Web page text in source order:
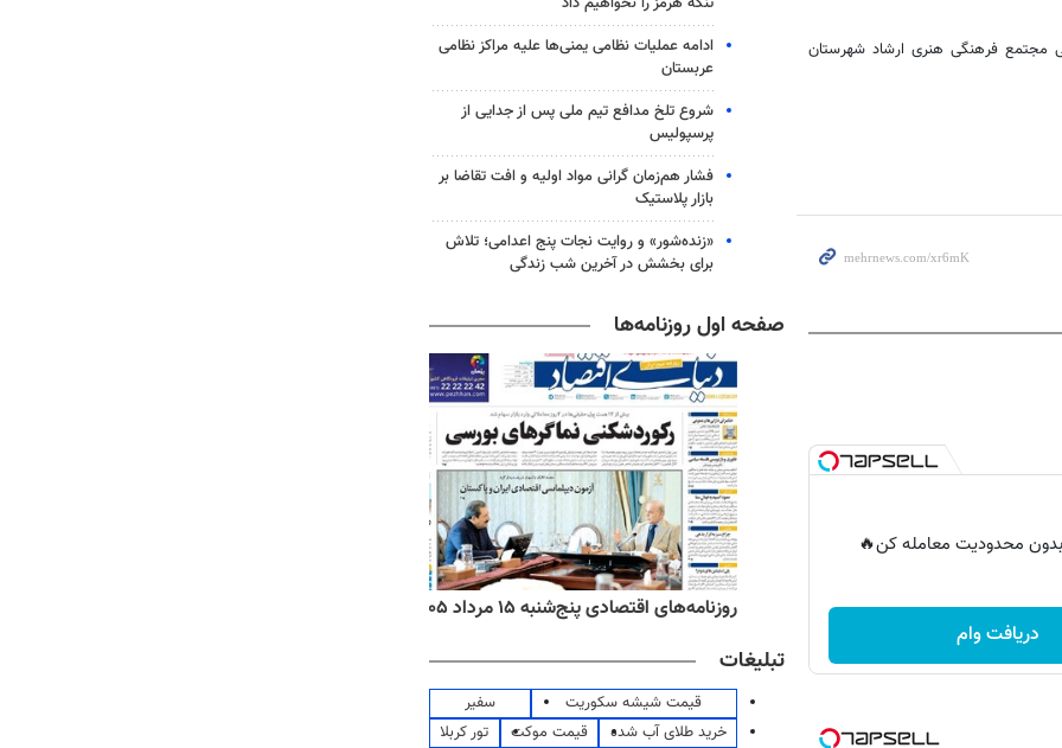
10 صبح در تالار شهید آوینی مجتمع فرهنگی هنری ارشاد شهرستان
بدون محدودیت معامله کن🔥
دریافت وام
ادامه عملیات نظامی یمنی‌ها علیه مراکز نظامی
عربستان
شروع تلخ مدافع تیم ملی پس از جدایی از
پرسپولیس
فشار هم‌زمان گرانی مواد اولیه و افت تقاضا بر
بازار پلاستیک
«زنده‌شور» و روایت نجات پنج اعدامی؛ تلاش
برای بخشش در آخرین شب زندگی
صفحه اول روزنامه‌ها
ورزشی پنج‌شنبه ۱۵ مرداد ۱۴۰۵ روزنامه‌های اقتصادی پنج‌شنبه ۱۵ مرداد ۱۴۰۵
تبلیغات
قیمت شیشه سکوریت
سفیر
خرید طلای آب شده
قیمت موکت
تور کربلا